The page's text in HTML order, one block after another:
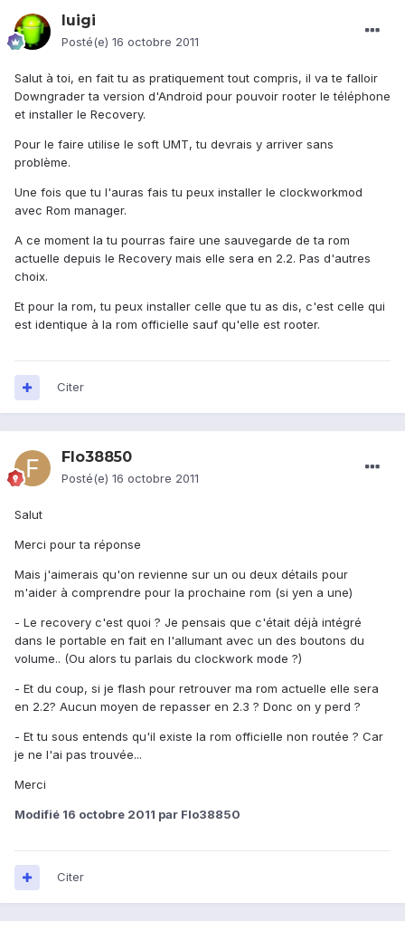
luigi
Posté(e) 16 octobre 2011
Salut à toi, en fait tu as pratiquement tout compris, il va te falloir
Downgrader ta version d'Android pour pouvoir rooter le téléphone
et installer le Recovery.
Pour le faire utilise le soft UMT, tu devrais y arriver sans
problème.
Une fois que tu l'auras fais tu peux installer le clockworkmod
avec Rom manager.
A ce moment la tu pourras faire une sauvegarde de ta rom
actuelle depuis le Recovery mais elle sera en 2.2. Pas d'autres
choix.
Et pour la rom, tu peux installer celle que tu as dis, c'est celle qui
est identique à la rom officielle sauf qu'elle est rooter.
Citer
Flo38850
Posté(e) 16 octobre 2011
Salut
Merci pour ta réponse
Mais j'aimerais qu'on revienne sur un ou deux détails pour
m'aider à comprendre pour la prochaine rom (si yen a une)
- Le recovery c'est quoi ? Je pensais que c'était déjà intégré
dans le portable en fait en l'allumant avec un des boutons du
volume.. (Ou alors tu parlais du clockwork mode ?)
- Et du coup, si je flash pour retrouver ma rom actuelle elle sera
en 2.2? Aucun moyen de repasser en 2.3 ? Donc on y perd ?
- Et tu sous entends qu'il existe la rom officielle non routée ? Car
je ne l'ai pas trouvée...
Merci
Modifié 16 octobre 2011 par Flo38850
Citer